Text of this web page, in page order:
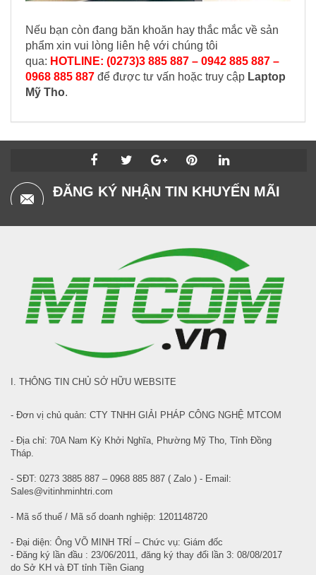
Nếu bạn còn đang băn khoăn hay thắc mắc về sản
phẩm xin vui lòng liên hệ với chúng tôi
qua: HOTLINE: (0273)3 885 887 – 0942 885 887 –
0968 885 887 để được tư vấn hoặc truy cập Laptop
Mỹ Tho.
ĐĂNG KÝ NHẬN TIN KHUYẾN MÃI
I. THÔNG TIN CHỦ SỞ HỮU WEBSITE
- Đơn vị chủ quản: CTY TNHH GIẢI PHÁP CÔNG NGHỆ MTCOM
- Địa chỉ: 70A Nam Kỳ Khởi Nghĩa, Phường Mỹ Tho, Tỉnh Đồng
Tháp.
- SĐT: 0273 3885 887 – 0968 885 887 ( Zalo ) - Email:
Sales@vitinhminhtri.com
- Mã số thuế / Mã số doanh nghiệp: 1201148720
- Đại diện: Ông VÕ MINH TRÍ – Chức vụ: Giám đốc
- Đăng ký lần đầu : 23/06/2011, đăng ký thay đổi lần 3: 08/08/2017
do Sở KH và ĐT tỉnh Tiền Giang